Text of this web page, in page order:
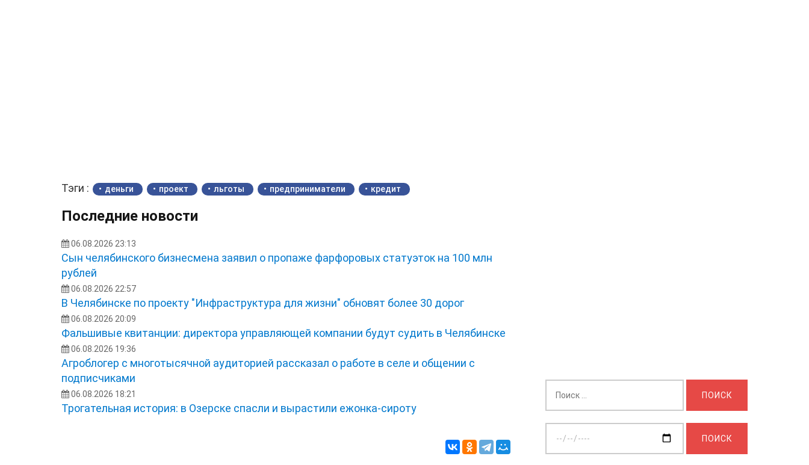
Тэги : деньги проект льготы предприниматели кредит
Последние новости
06.08.2026 23:13
Сын челябинского бизнесмена заявил о пропаже фарфоровых статуэток на 100 млн
рублей
06.08.2026 22:57
В Челябинске по проекту "Инфраструктура для жизни" обновят более 30 дорог
06.08.2026 20:09
Фальшивые квитанции: директора управляющей компании будут судить в Челябинске
06.08.2026 19:36
Агроблогер с многотысячной аудиторией рассказал о работе в селе и общении с
подписчиками
06.08.2026 18:21
Трогательная история: в Озерске спасли и вырастили ежонка‑сироту
дату: